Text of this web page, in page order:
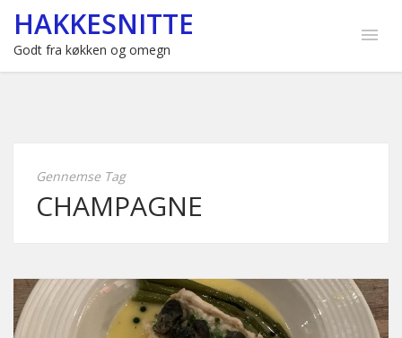
HAKKESNITTE
Godt fra køkken og omegn
Gennemse Tag
CHAMPAGNE